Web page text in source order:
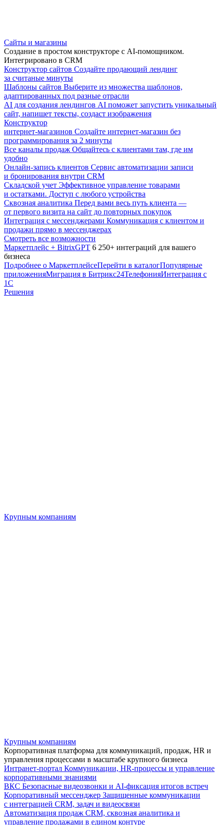
Сайты и магазины
Создание в простом конструкторе с AI-помощником.
Интегрировано в CRM
Конструктор сайтов Создайте продающий лендинг
за считаные минуты
Шаблоны сайтов Выберите из множества шаблонов,
адаптированных под разные отрасли
AI для создания лендингов AI поможет запустить уникальный
сайт, напишет тексты, создаст изображения
Конструктор
интернет-магазинов Создайте интернет-магазин без
программирования за 2 минуты
Все каналы продаж Общайтесь с клиентами там, где им
удобно
Онлайн-запись клиентов Сервис автоматизации записи
и бронирования внутри CRM
Складской учет Эффективное управление товарами
и остатками. Доступ с любого устройства
Сквозная аналитика Перед вами весь путь клиента —
от первого визита на сайт до повторных покупок
Интеграция с мессенджерами Коммуникация с клиентом и
продажи прямо в мессенджерах
Смотреть все возможности
Маркетплейс + BitrixGPT 6 250+ интеграций для вашего
бизнеса
Подробнее о МаркетплейсеПерейти в каталогПопулярные
приложенияМиграция в Битрикс24ТелефонияИнтеграция с
1С
Решения
Крупным компаниям
Крупным компаниям
Корпоративная платформа для коммуникаций, продаж, HR и
управления процессами в масштабе крупного бизнеса
Интранет-портал Коммуникации, HR-процессы и управление
корпоративными знаниями
ВКС Безопасные видеозвонки и AI-фиксация итогов встреч
Корпоративный мессенджер Защищенные коммуникации
с интеграцией CRM, задач и видеосвязи
Автоматизация продаж CRM, сквозная аналитика и
управление продажами в едином контуре